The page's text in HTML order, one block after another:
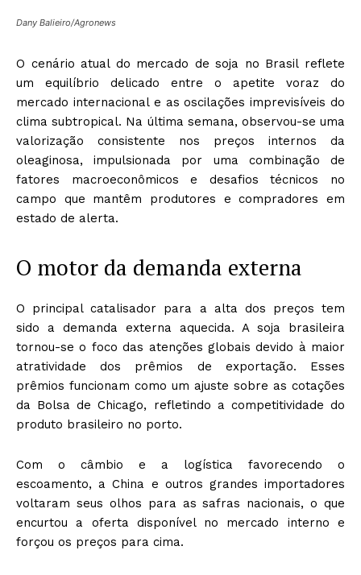
Dany Balieiro/Agronews
O cenário atual do mercado de soja no Brasil reflete
um equilíbrio delicado entre o apetite voraz do
mercado internacional e as oscilações imprevisíveis do
clima subtropical. Na última semana, observou-se uma
valorização consistente nos preços internos da
oleaginosa, impulsionada por uma combinação de
fatores macroeconômicos e desafios técnicos no
campo que mantêm produtores e compradores em
estado de alerta.
O motor da demanda externa
O principal catalisador para a alta dos preços tem
sido a demanda externa aquecida. A soja brasileira
tornou-se o foco das atenções globais devido à maior
atratividade dos prêmios de exportação. Esses
prêmios funcionam como um ajuste sobre as cotações
da Bolsa de Chicago, refletindo a competitividade do
produto brasileiro no porto.
Com o câmbio e a logística favorecendo o
escoamento, a China e outros grandes importadores
voltaram seus olhos para as safras nacionais, o que
encurtou a oferta disponível no mercado interno e
forçou os preços para cima.